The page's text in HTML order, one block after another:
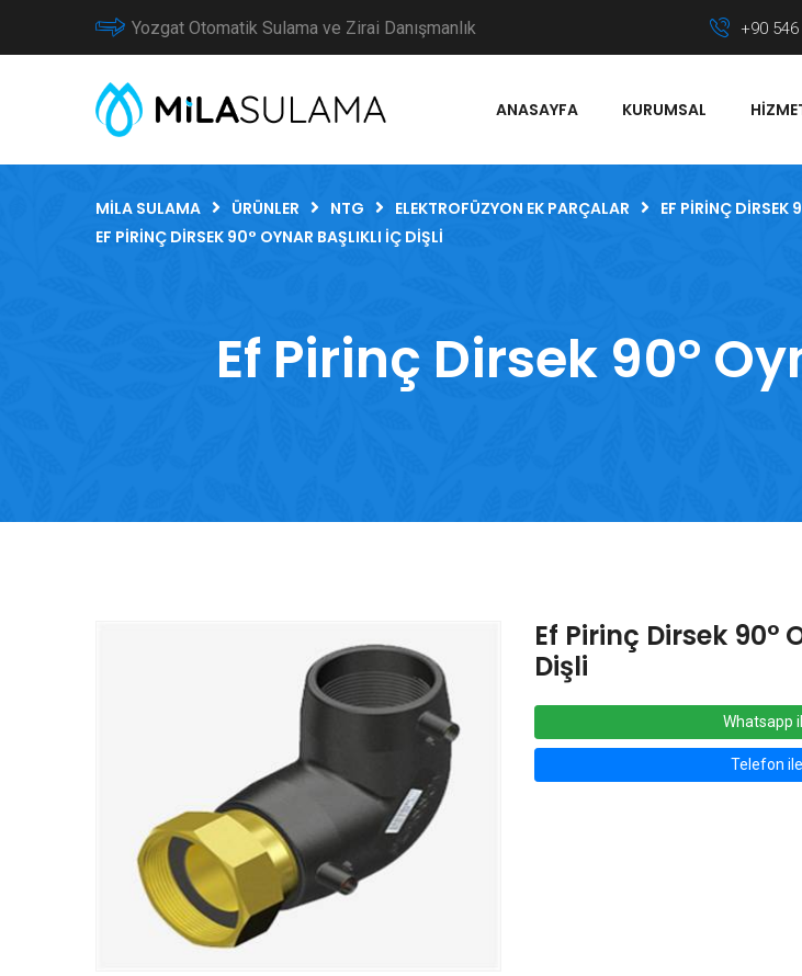
Yozgat Otomatik Sulama ve Zirai Danışmanlık +90
ANASAYFA KURUMSAL
MILA SULAMA ÜRÜNLER NTG ELEKTROFÜZYON EK PARÇALAR
EF PIRINÇ DIRSEK
EF PIRINÇ DIRSEK 90° OYNAR BAŞLIKLI İÇ DIŞLI
Ef Pirinç Dirsek 90°
Ef Pirinç Dirsek 90°
Dişli
Whatsapp
Telefon